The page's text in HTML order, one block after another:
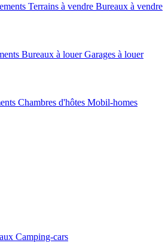
Terrains à vendre Bureaux à vendre
Bureaux à louer Garages à louer
Chambres d'hôtes Mobil-homes
Camping-cars